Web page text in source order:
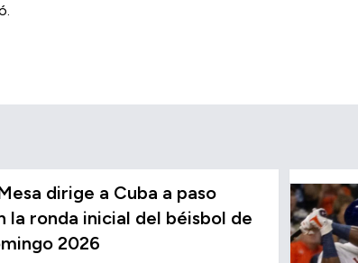
dirige a Cuba a paso
la ronda inicial del béisbol de
2026